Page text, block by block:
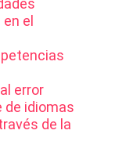
el
error
de idiomas
de la